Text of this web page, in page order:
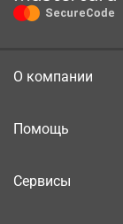
О компании
Помощь
Сервисы